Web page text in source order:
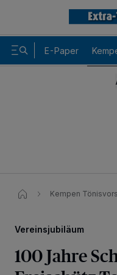
E-Paper
Kempen
Vereinsjubiläum
100 Jahre